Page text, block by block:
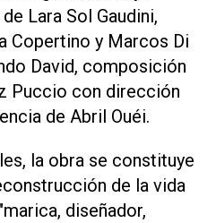
Lara Sol Gaudini,
Copertino y Marcos Di
David, composición
Puccio con dirección
de Abril Ouéi.
la obra se constituye
de la vida
diseñador,